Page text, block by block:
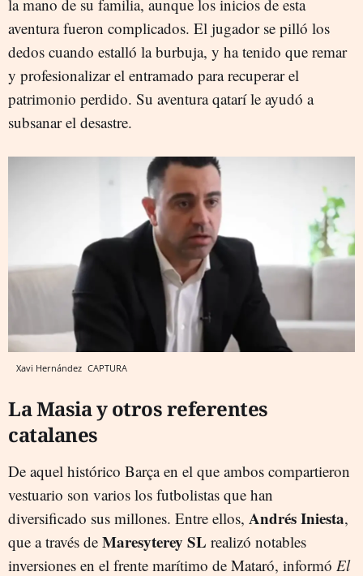
la mano de su familia, aunque los inicios de esta
aventura fueron complicados. El jugador se pilló los
dedos cuando estalló la burbuja, y ha tenido que remar
y profesionalizar el entramado para recuperar el
patrimonio perdido. Su aventura qatarí le ayudó a
subsanar el desastre.
Xavi Hernández CAPTURA
La Masia y otros referentes
catalanes
De aquel histórico Barça en el que ambos compartieron
vestuario son varios los futbolistas que han
diversificado sus millones. Entre ellos, Andrés Iniesta,
que a través de Maresyterey SL realizó notables
inversiones en el frente marítimo de Mataró, informó El